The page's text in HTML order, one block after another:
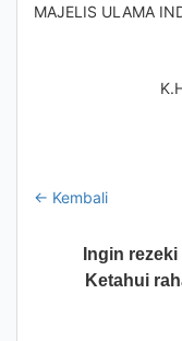
MAJELIS ULAMA
← Kembali
Ingin
Ketahui